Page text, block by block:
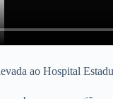
ao Hospital